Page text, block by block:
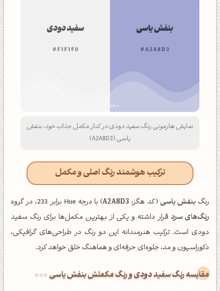
نمایش هارمونی رنگ سفید دودی در کنار مکمل جذاب خود، بنفش
یاسی (A2A8D3)
ترکیب هوشمند رنگ اصلی و مکمل
رنگ بنفش یاسی (کد هگز: A2A8D3) با درجه Hue برابر 233، در گروه
رنگ‌های سرد قرار داشته و یکی از بهترین مکمل‌ها برای رنگ سفید
دودی است. ترکیب هنرمندانه این دو رنگ در طراحی‌های گرافیکی،
دکوراسیون و مد، جلوه‌ای حرفه‌ای و هماهنگ خلق خواهد کرد.
‌مقایسه رنگ سفید دودی و رنگ مکملش بنفش یاسی